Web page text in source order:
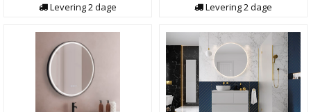
Levering2dage
Levering2dage